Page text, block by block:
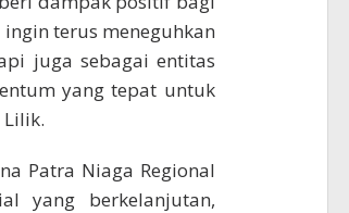
terus meneguhkan
juga sebagai entitas
yang tepat untuk
Patra Niaga Regional
yang berkelanjutan,